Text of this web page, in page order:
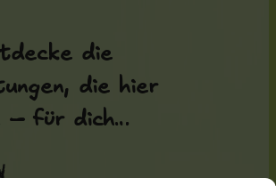
die
die hier
– für dich…